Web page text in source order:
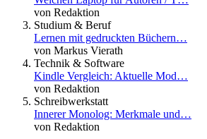
von Redaktion
Studium & Beruf
Lernen mit gedruckten Büchern…
von Markus Vierath
Technik & Software
Kindle Vergleich: Aktuelle Mod…
von Redaktion
Schreibwerkstatt
Innerer Monolog: Merkmale und…
von Redaktion